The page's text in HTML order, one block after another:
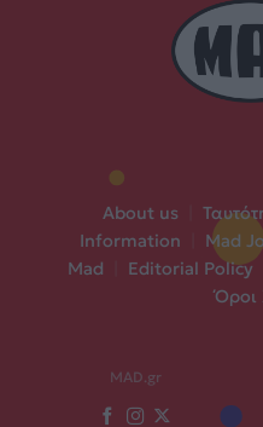
About us
Information
Mad
Mad
Editorial Policy
Όροι
MAD.gr